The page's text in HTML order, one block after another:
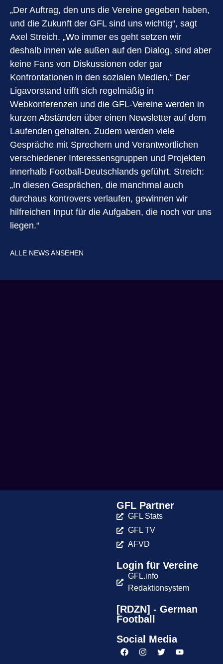
„Der Auftrag, den uns die Vereine gegeben haben,
und die Zukunft der GFL sind uns wichtig“, sagt
Axel Streich. „Wo immer es geht setzen wir
deshalb innen wie außen auf den Dialog, sind aber
keine Fans von Diskussionen oder gar
Konfrontationen in den sozialen Medien.“ Der
Ligavorstand trifft sich regelmäßig in
Webkonferenzen und die GFL-Vereine werden in
kurzen Abständen über einen Newsletter auf dem
Laufenden gehalten. Zudem werden viele
Gespräche mit Sprechern und Verantwortlichen
verschiedener Interessensgruppen und Projekten
innerhalb Football-Deutschlands geführt. Streich:
„In diesen Gesprächen, die manchmal auch
durchaus kontrovers verlaufen, gewinnen wir
hilfreichen Input für die Aufgaben, die noch vor uns
liegen.“
ALLE NEWS ANSEHEN
GFL Partner
GFL Stats
GFL TV
AFVD
Login für Vereine
GFL.info
Redaktionsystem
[RDZN] - German
Football
Social Media